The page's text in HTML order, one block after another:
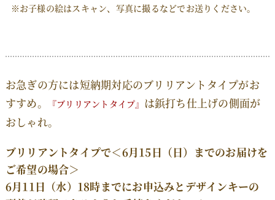
※お子様の絵はスキャン、写真に撮るなどでお送りください。
お急ぎの方には短納期対応のブリリアントタイプがお
すすめ。
『ブリリアントタイプ』 は鋲打ち仕上げの側面が
おしゃれ。
ブリリアントタイプで＜6月15日（日）までのお届けを
ご希望の場合＞
6月11日（水）18時までにお申込みとデザインキーの